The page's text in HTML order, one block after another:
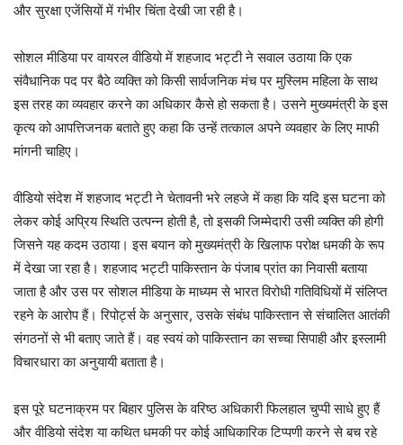
और सुरक्षा एजेंसियों में गंभीर चिंता देखी जा रही है।
सोशल मीडिया पर वायरल वीडियो में शहजाद भट्टी ने सवाल उठाया कि एक
संवैधानिक पद पर बैठे व्यक्ति को किसी सार्वजनिक मंच पर मुस्लिम महिला के साथ
इस तरह का व्यवहार करने का अधिकार कैसे हो सकता है। उसने मुख्यमंत्री के इस
कृत्य को आपत्तिजनक बताते हुए कहा कि उन्हें तत्काल अपने व्यवहार के लिए माफी
मांगनी चाहिए।
वीडियो संदेश में शहजाद भट्टी ने चेतावनी भरे लहजे में कहा कि यदि इस घटना को
लेकर कोई अप्रिय स्थिति उत्पन्न होती है, तो इसकी जिम्मेदारी उसी व्यक्ति की होगी
जिसने यह कदम उठाया। इस बयान को मुख्यमंत्री के खिलाफ परोक्ष धमकी के रूप
में देखा जा रहा है। शहजाद भट्टी पाकिस्तान के पंजाब प्रांत का निवासी बताया
जाता है और उस पर सोशल मीडिया के माध्यम से भारत विरोधी गतिविधियों में संलिप्त
रहने के आरोप हैं। रिपोर्ट्स के अनुसार, उसके संबंध पाकिस्तान से संचालित आतंकी
संगठनों से भी बताए जाते हैं। वह स्वयं को पाकिस्तान का सच्चा सिपाही और इस्लामी
विचारधारा का अनुयायी बताता है।
इस पूरे घटनाक्रम पर बिहार पुलिस के वरिष्ठ अधिकारी फिलहाल चुप्पी साधे हुए हैं
और वीडियो संदेश या कथित धमकी पर कोई आधिकारिक टिप्पणी करने से बच रहे